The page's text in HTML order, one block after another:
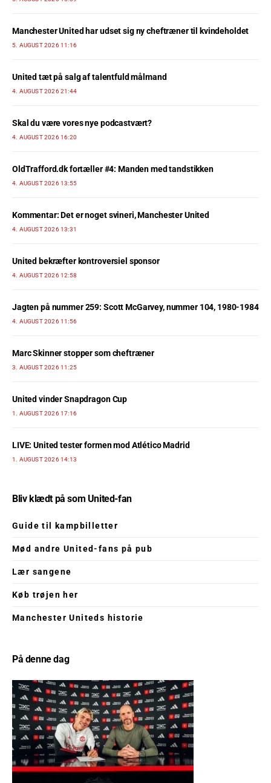
Manchester United har udset sig ny cheftræner til kvindeholdet
5. AUGUST 2026 11:16
United tæt på salg af talentfuld målmand
4. AUGUST 2026 21:44
Skal du være vores nye podcastvært?
4. AUGUST 2026 16:20
OldTrafford.dk fortæller #4: Manden med tandstikken
4. AUGUST 2026 13:55
Kommentar: Det er noget svineri, Manchester United
4. AUGUST 2026 13:31
United bekræfter kontroversiel sponsor
4. AUGUST 2026 12:58
Jagten på nummer 259: Scott McGarvey, nummer 104, 1980-1984
4. AUGUST 2026 11:56
Marc Skinner stopper som cheftræner
3. AUGUST 2026 11:25
United vinder Snapdragon Cup
1. AUGUST 2026 17:16
LIVE: United tester formen mod Atlético Madrid
1. AUGUST 2026 14:13
Bliv klædt på som United-fan
Guide til kampbilletter
Mød andre United-fans på pub
Lær sangene
Køb trøjen her
Manchester Uniteds historie
På denne dag